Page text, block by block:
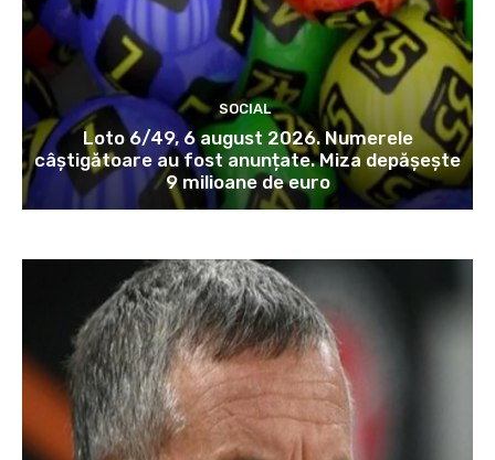
SOCIAL
Loto 6/49, 6 august 2026. Numerele
câștigătoare au fost anunțate. Miza depășește
9 milioane de euro